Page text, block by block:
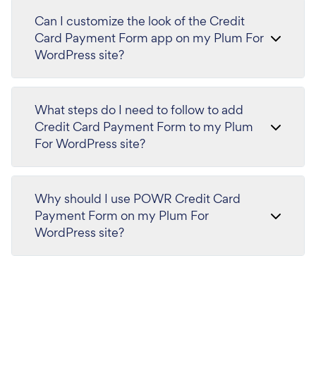
Can I customize the look of the Credit
Card Payment Form app on my Plum For
WordPress site?
What steps do I need to follow to add
Credit Card Payment Form to my Plum
For WordPress site?
Why should I use POWR Credit Card
Payment Form on my Plum For
WordPress site?